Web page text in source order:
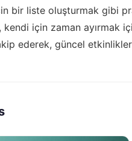
bir liste oluşturmak gibi
için zaman ayırmak
ederek, güncel